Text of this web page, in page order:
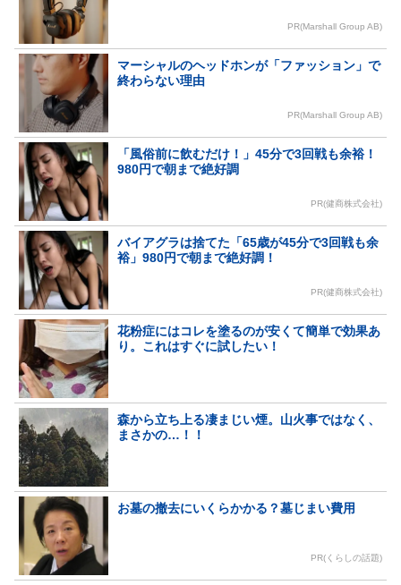
PR(Marshall Group AB)
マーシャルのヘッドホンが「ファッション」で
終わらない理由
PR(Marshall Group AB)
「風俗前に飲むだけ！」45分で3回戦も余裕！
980円で朝まで絶好調
PR(健商株式会社)
バイアグラは捨てた「65歳が45分で3回戦も余
裕」980円で朝まで絶好調！
PR(健商株式会社)
花粉症にはコレを塗るのが安くて簡単で効果あ
り。これはすぐに試したい！
森から立ち上る凄まじい煙。山火事ではなく、
まさかの…！！
お墓の撤去にいくらかかる？墓じまい費用
PR(くらしの話題)